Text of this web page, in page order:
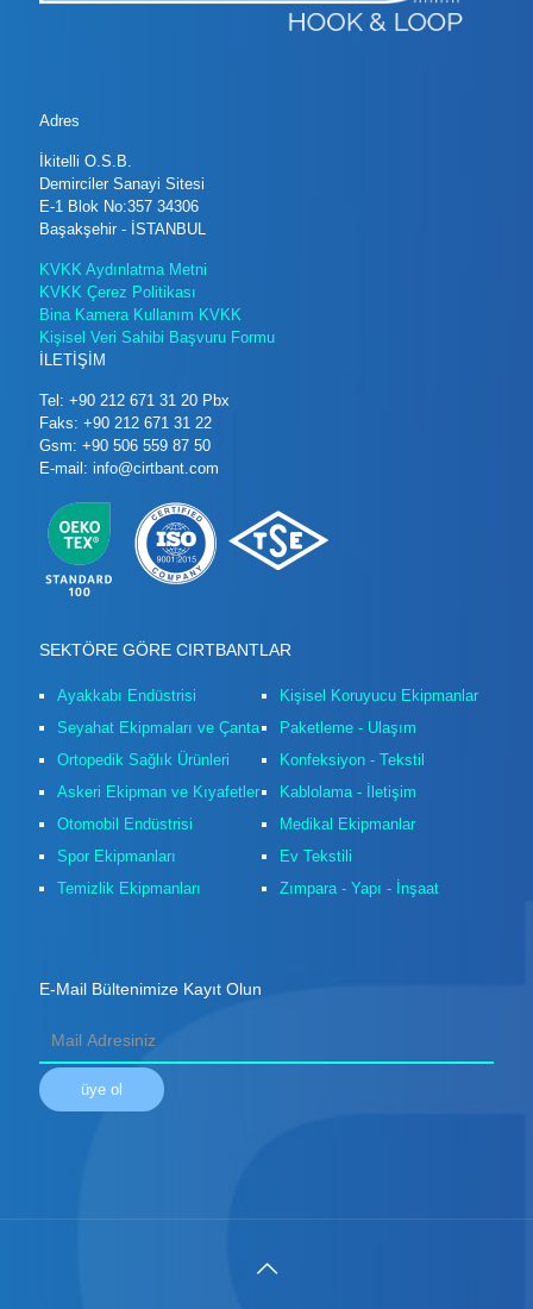
Adres
İkitelli O.S.B.
Demirciler Sanayi Sitesi
E-1 Blok No:357 34306
Başakşehir - İSTANBUL
KVKK Aydınlatma Metni
KVKK Çerez Politikası
Bina Kamera Kullanım KVKK
Kişisel Veri Sahibi Başvuru Formu
İLETİŞİM
Tel: +90 212 671 31 20 Pbx
Faks: +90 212 671 31 22
Gsm: +90 506 559 87 50
E-mail: info@cirtbant.com
SEKTÖRE GÖRE CIRTBANTLAR
Ayakkabı Endüstrisi
Seyahat Ekipmaları ve Çanta
Ortopedik Sağlık Ürünleri
Askeri Ekipman ve Kıyafetler
Otomobil Endüstrisi
Spor Ekipmanları
Temizlik Ekipmanları
Kişisel Koruyucu Ekipmanlar
Paketleme - Ulaşım
Konfeksiyon - Tekstil
Kablolama - İletişim
Medikal Ekipmanlar
Ev Tekstili
Zımpara - Yapı - İnşaat
E-Mail Bültenimize Kayıt Olun